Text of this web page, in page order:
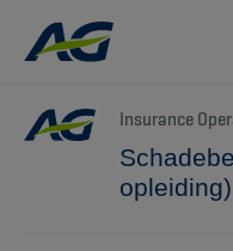
Insurance
opleiding)